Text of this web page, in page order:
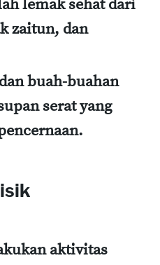
lemak sehat dari
zaitun, dan
buah-buahan
serat yang
aktivitas